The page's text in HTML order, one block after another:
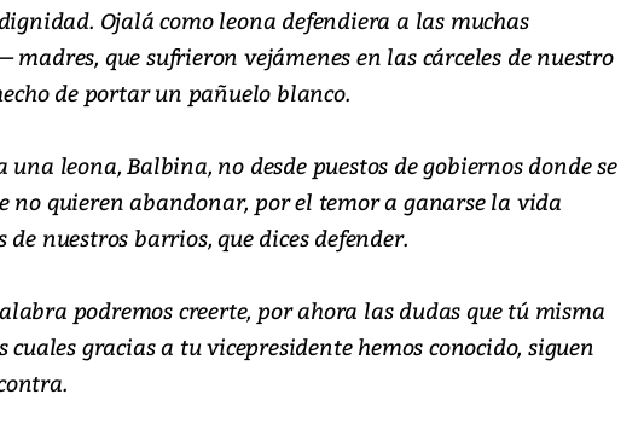
Ojalá como leona defendiera a las muchas
madres, que sufrieron vejámenes en las cárceles de nuestro
de portar un pañuelo blanco.
una leona, Balbina, no desde puestos de gobiernos donde se
no quieren abandonar, por el temor a ganarse la vida
de nuestros barrios, que dices defender.
podremos creerte, por ahora las dudas que tú misma
cuales gracias a tu vicepresidente hemos conocido, siguen